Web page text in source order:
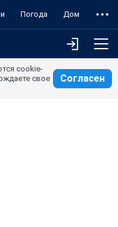
Погода Дом
cookie-
свое
Согласен